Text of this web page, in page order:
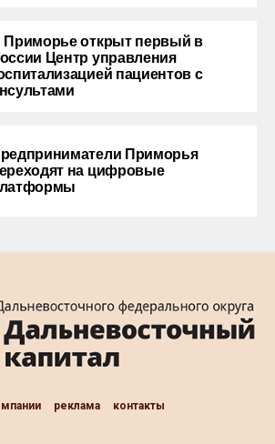
Приморье открыт первый в
Центр управления
пациентов с
Приморья
на цифровые
реклама контакты